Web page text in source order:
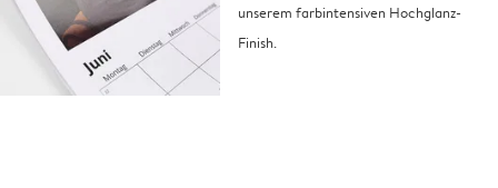
unserem farbintensiven Hochglanz-
Finish.